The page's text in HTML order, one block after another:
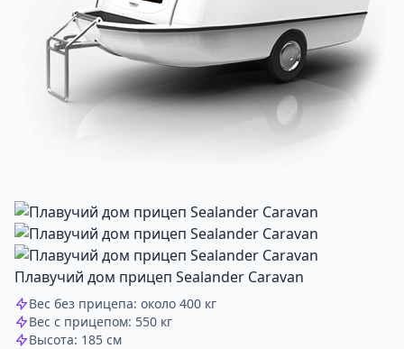
Плавучий дом прицеп Sealander Caravan
Вес без прицепа: около 400 кг
Вес с прицепом: 550 кг
Высота: 185 см